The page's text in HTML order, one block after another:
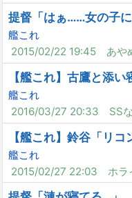
提督「はぁ……女の子に
艦これ
2015/02/22 19:45
あや
【艦これ】古鷹と添い
艦これ
2016/03/27 20:33
SS
【艦これ】鈴谷「リコ
艦これ
2015/02/27 22:03
ホラ